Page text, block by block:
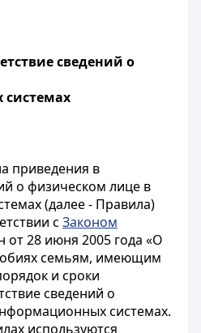
сведений о
приведения в
о физическом лице в
(далее - Правила)
с Законом
от 28 июня 2005 года «О
семьям, имеющим
и сроки
сведений о
системах.
используются